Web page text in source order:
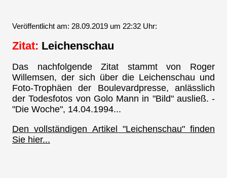
Veröffentlicht am: 28.09.2019 um 22:32 Uhr:
Zitat: Leichenschau
Das nachfolgende Zitat stammt von Roger
Willemsen, der sich über die Leichenschau und
Foto-Trophäen der Boulevardpresse, anlässlich
der Todesfotos von Golo Mann in "Bild" ausließ. -
"Die Woche", 14.04.1994...
Den vollständigen Artikel "Leichenschau" finden
Sie hier...